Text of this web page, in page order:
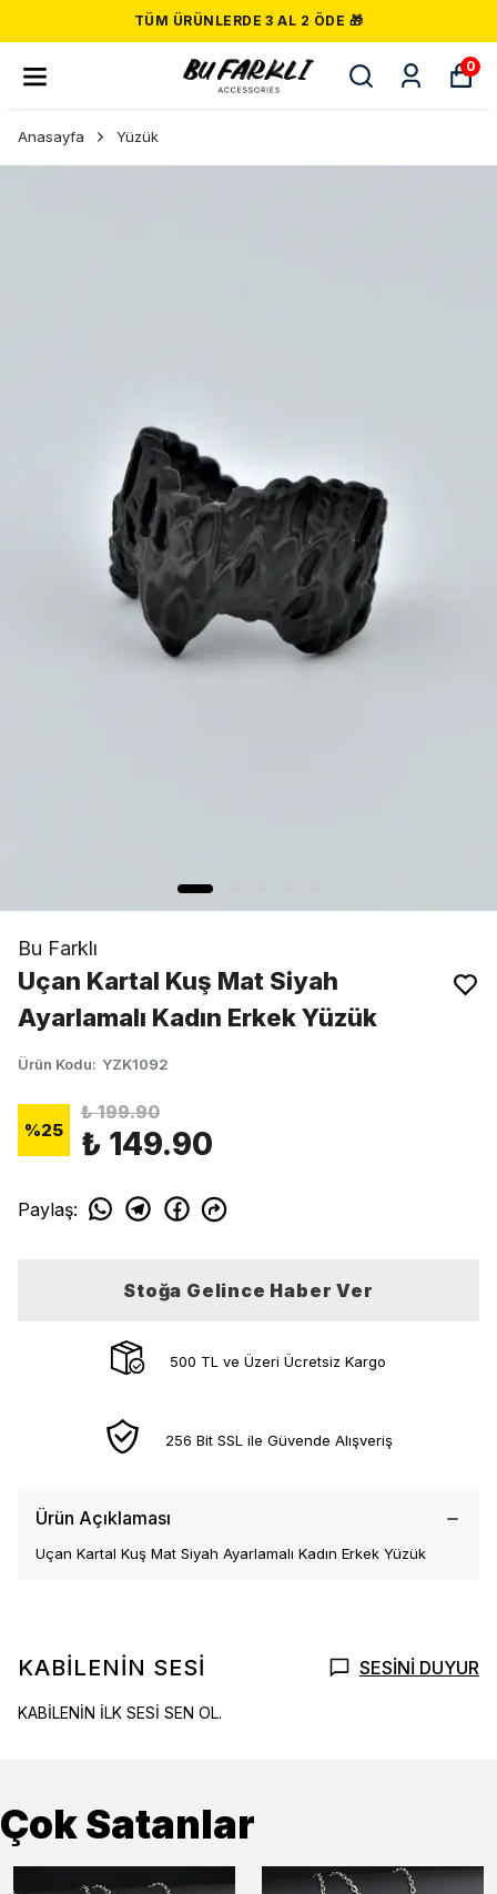
TÜM ÜRÜNLERDE 3 AL 2 ÖDE 🎁
0
Anasayfa Yüzük
Bu Farklı
Uçan Kartal Kuş Mat Siyah
Ayarlamalı Kadın Erkek Yüzük
Ürün Kodu: YZK1092
%25
₺ 199.90
₺ 149.90
Paylaş:
Stoğa Gelince Haber Ver
500 TL ve Üzeri Ücretsiz Kargo
256 Bit SSL ile Güvende Alışveriş
Ürün Açıklaması
Uçan Kartal Kuş Mat Siyah Ayarlamalı Kadın Erkek Yüzük
KABİLENİN SESİ SESİNİ DUYUR
KABİLENİN İLK SESİ SEN OL.
Çok Satanlar